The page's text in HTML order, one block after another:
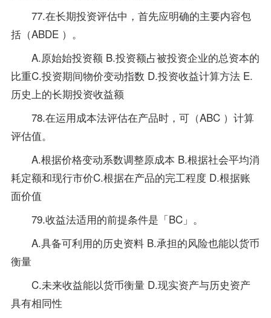
77.在长期投资评估中，首先应明确的主要内容包
括（ABDE ）。
A.原始始投资额 B.投资额占被投资企业的总资本的
比重C.投资期间物价变动指数 D.投资收益计算方法 E.
历史上的长期投资收益额
78.在运用成本法评估在产品时，可（ABC ）计算
评估值。
A.根据价格变动系数调整原成本 B.根据社会平均消
耗定额和现行市价C.根据在产品的完工程度 D.根据账
面价值
79.收益法适用的前提条件是「BC」。
A.具备可利用的历史资料 B.承担的风险也能以货币
衡量
C.未来收益能以货币衡量 D.现实资产与历史资产
具有相同性